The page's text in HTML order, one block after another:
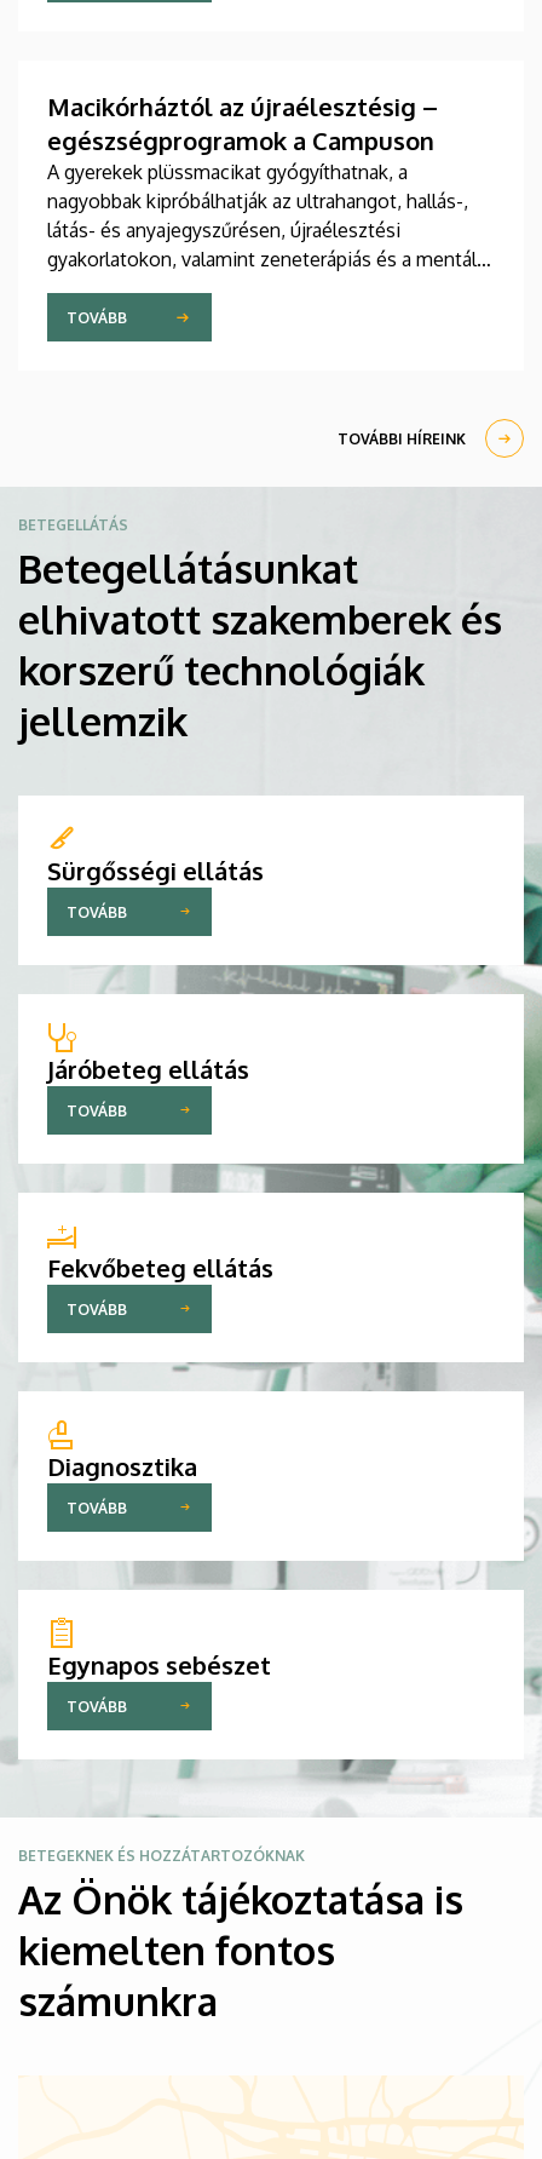
jelent meg tanulmány a világ egyik legrangosabb
szerzője a Debreceni Egyetem egyetemi tanára.
Macikórháztól az újraélesztésig –
egészségprogramok a Campuson
A gyerekek plüssmacikat gyógyíthatnak, a
nagyobbak kipróbálhatják az ultrahangot, hallás-,
látás- és anyajegyszűrésen, újraélesztési
gyakorlatokon, valamint zeneterápiás és a mentális
egészséget támogató prevenciós foglalkozásokon
is részt vehetnek a július 22-én kezdődő Campus
Fesztiválon. A Debreceni Egyetem Klinikai
Egyetem téren felállított faházaknál, illetve a
Központban.
TOVÁBB
TOVÁBBI HÍREINK
BETEGELLÁTÁS
Betegellátásunkat
elhivatott szakemberek és
korszerű technológiák
jellemzik
Sürgősségi ellátás
TOVÁBB
Járóbeteg ellátás
TOVÁBB
Fekvőbeteg ellátás
TOVÁBB
Diagnosztika
TOVÁBB
Egynapos sebészet
TOVÁBB
BETEGEKNEK ÉS HOZZÁTARTOZÓKNAK
Az Önök tájékoztatása is
kiemelten fontos
számunkra